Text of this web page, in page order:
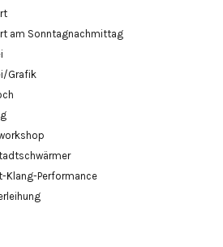
am Sonntagnachmittag
Grafik
Klang-Performance